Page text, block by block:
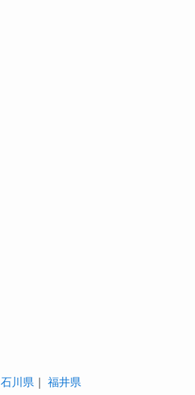
石川県 福井県